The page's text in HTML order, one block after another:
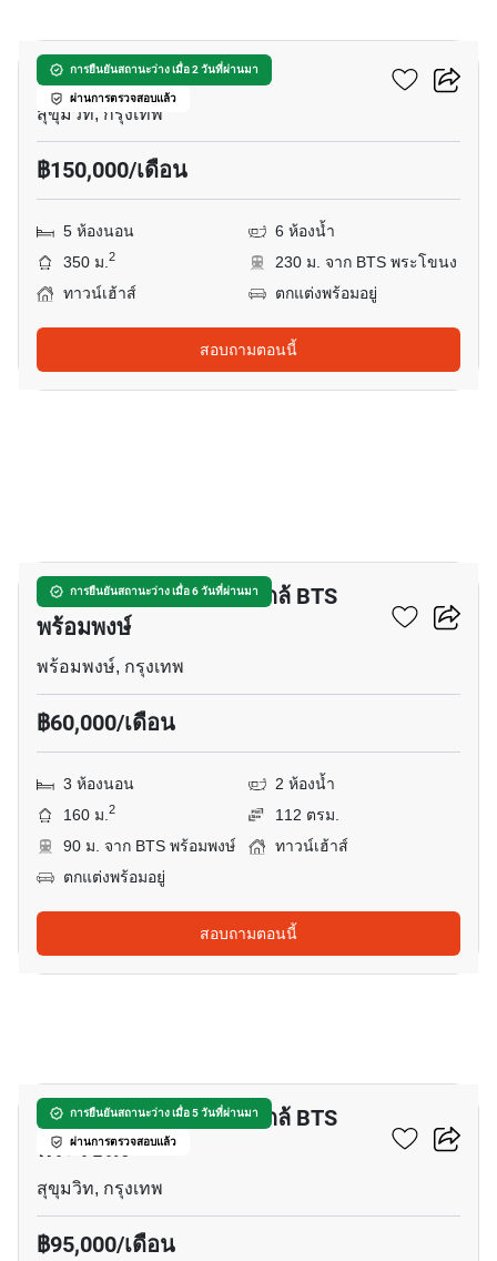
การยืนยันสถานะว่าง เมื่อ 2 วันที่ผ่านมา
ผ่านการตรวจสอบแล้ว
รีเจนท์ 71 เพลส
สุขุมวิท, กรุงเทพ
฿150,000/เดือน
5 ห้องนอน
6 ห้องน้ำ
350 ม.2
230 ม. จาก BTS พระโขนง
ทาวน์เฮ้าส์
ตกแต่งพร้อมอยู่
สอบถามตอนนี้
การยืนยันสถานะว่าง เมื่อ 6 วันที่ผ่านมา
ทาวน์เฮ้าส์ 3-ห้องนอน ใกล้ BTS
พร้อมพงษ์
พร้อมพงษ์, กรุงเทพ
฿60,000/เดือน
3 ห้องนอน
2 ห้องน้ำ
160 ม.2
112 ตรม.
90 ม. จาก BTS พร้อมพงษ์
ทาวน์เฮ้าส์
ตกแต่งพร้อมอยู่
สอบถามตอนนี้
การยืนยันสถานะว่าง เมื่อ 5 วันที่ผ่านมา
ผ่านการตรวจสอบแล้ว
ทาวน์เฮ้าส์ 3-ห้องนอน ใกล้ BTS
พระโขนง
สุขุมวิท, กรุงเทพ
฿95,000/เดือน